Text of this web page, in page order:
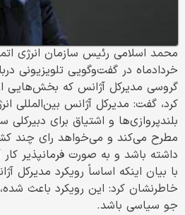
محمد اسلامی رئیس سازمان انرژی
خردادماه در گفت‌وگویی تلویزیونی
گروسی مدیرکل آژانس که بخش‌هایی از
کرد، گفت: مدیرکل آژانس بین‌المللی
بلندپروازی‌ها و اشتیاق برای
مطرح می‌کند و می‌خواهد رای چند
داشته باشد و به صورت فرمانپذیر کار
با بیان اینکه اساساً رویکرد مدیرکل
خاطرنشان کرد: این رویکرد باعث
جو سیاسی باشد.